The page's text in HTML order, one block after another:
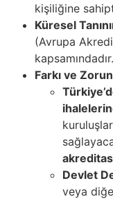
kişiliğine
Küresel
(Avrupa
Farkı ve
Devlet
veya